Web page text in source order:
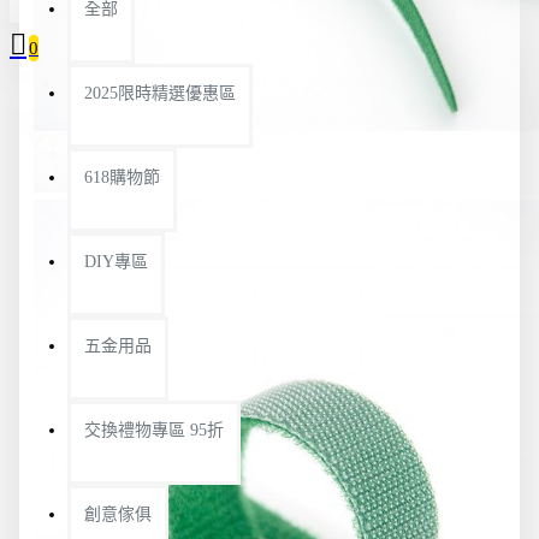
全部
2025限時精選優惠區
618購物節
DIY專區
五金用品
交換禮物專區 95折
創意傢俱
0
您的購物車內沒有商品！